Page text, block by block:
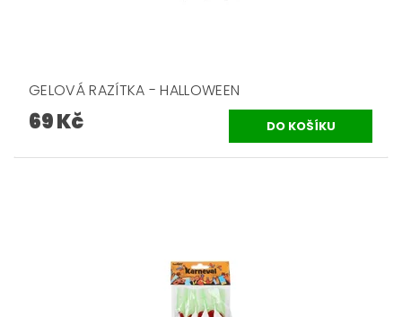
GELOVÁ RAZÍTKA - HALLOWEEN
69 Kč